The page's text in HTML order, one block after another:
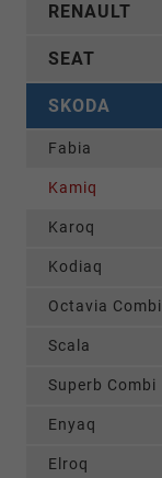
RENAULT
SEAT
SKODA
Fabia
Kamiq
Karoq
Kodiaq
Octavia Combi
Scala
Superb Combi
Enyaq
Elroq